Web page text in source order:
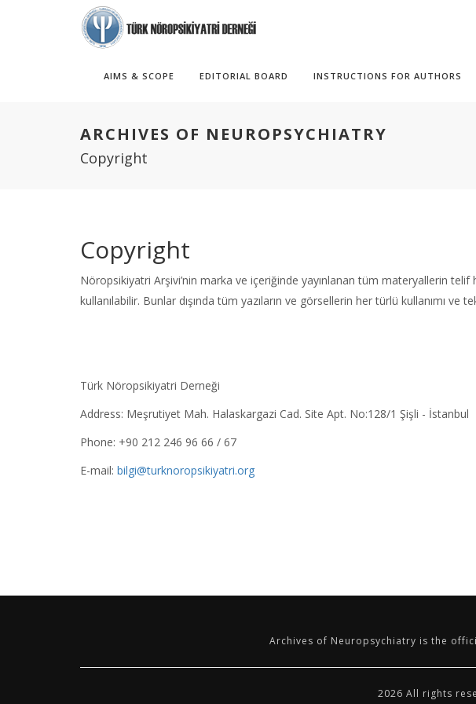
AIMS & SCOPE EDITORIAL BOARD INSTRUCTIONS FOR AUTHORS
ARCHIVES OF NEUROPSYCHIATRY
Copyright
Copyright
Nöropsikiyatri Arşivi’nin marka ve içeriğinde yayınlanan tüm materyallerin
kullanılabilir. Bunlar dışında tüm yazıların ve görsellerin her türlü kullanımı
Türk Nöropsikiyatri Derneği
Address: Meşrutiyet Mah. Halaskargazi Cad. Site Apt. No:128/1 Şişli - İstanbul
Phone: +90 212 246 96 66 / 67
E-mail: bilgi@turknoropsikiyatri.org
Archives of Neuropsychiatry is the
2026 All rights